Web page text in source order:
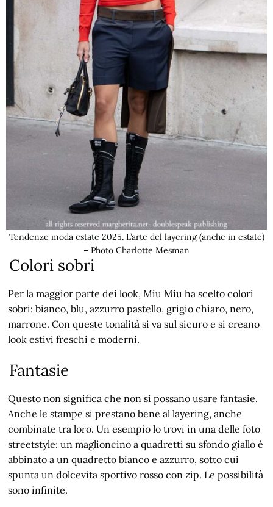
Tendenze moda estate 2025. L’arte del layering (anche in estate)
– Photo Charlotte Mesman
Colori sobri
Per la maggior parte dei look, Miu Miu ha scelto colori
sobri: bianco, blu, azzurro pastello, grigio chiaro, nero,
marrone. Con queste tonalità si va sul sicuro e si creano
look estivi freschi e moderni.
Fantasie
Questo non significa che non si possano usare fantasie.
Anche le stampe si prestano bene al layering, anche
combinate tra loro. Un esempio lo trovi in una delle foto
streetstyle: un maglioncino a quadretti su sfondo giallo è
abbinato a un quadretto bianco e azzurro, sotto cui
spunta un dolcevita sportivo rosso con zip. Le possibilità
sono infinite.